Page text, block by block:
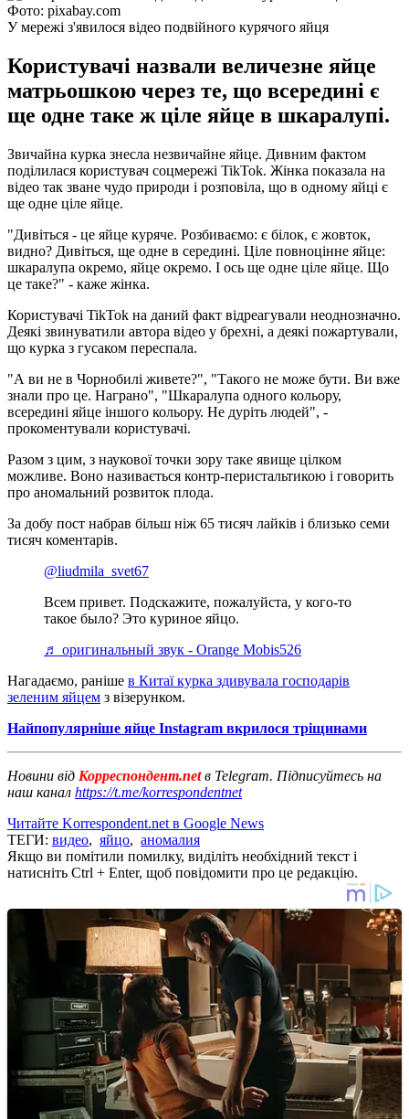
Фото: pixabay.com
У мережі з'явилося відео подвійного курячого яйця
Користувачі назвали величезне яйце
матрьошкою через те, що всередині є
ще одне таке ж ціле яйце в шкаралупі.
Звичайна курка знесла незвичайне яйце. Дивним фактом
поділилася користувач соцмережі TikTok. Жінка показала на
відео так зване чудо природи і розповіла, що в одному яйці є
ще одне ціле яйце.
"Дивіться - це яйце куряче. Розбиваємо: є білок, є жовток,
видно? Дивіться, ще одне в середині. Ціле повноцінне яйце:
шкаралупа окремо, яйце окремо. І ось ще одне ціле яйце. Що
це таке?" - каже жінка.
Користувачі TikTok на даний факт відреагували неоднозначно.
Деякі звинуватили автора відео у брехні, а деякі пожартували,
що курка з гусаком переспала.
"А ви не в Чорнобилі живете?", "Такого не може бути. Ви вже
знали про це. Награно", "Шкаралупа одного кольору,
всередині яйце іншого кольору. Не дуріть людей", -
прокоментували користувачі.
Разом з цим, з наукової точки зору таке явище цілком
можливе. Воно називається контр-перистальтикою і говорить
про аномальний розвиток плода.
За добу пост набрав більш ніж 65 тисяч лайків і близько семи
тисяч коментарів.
@liudmila_svet67
Всем привет. Подскажите, пожалуйста, у кого-то
такое было? Это куриное яйцо.
♬ оригинальный звук - Orange Mobis526
Нагадаємо, раніше в Китаї курка здивувала господарів
зеленим яйцем з візерунком.
Найпопулярніше яйце Instagram вкрилося тріщинами
Новини від Корреспондент.netв Telegram. Підписуйтесь на
наш канал https://t.me/korrespondentnet
Читайте Korrespondent.net в Google News
ТЕГИ: видео, яйцо, аномалия
Якщо ви помітили помилку, виділіть необхідний текст і
натисніть Ctrl + Enter, щоб повідомити про це редакцію.